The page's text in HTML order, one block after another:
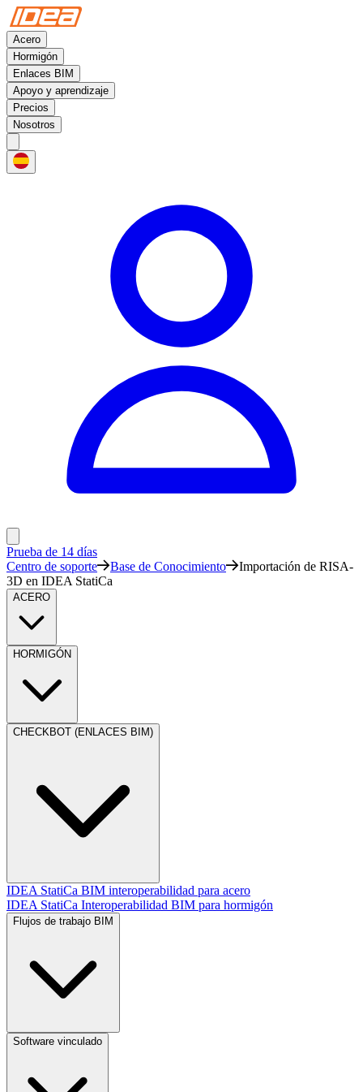
Acero
Hormigón
Enlaces BIM
Apoyo y aprendizaje
Precios
Nosotros
Prueba de 14 días
Centro de soporte
Base de Conocimiento
Importación de RISA-
3D en IDEA StatiCa
ACERO
HORMIGÓN
CHECKBOT (ENLACES BIM)
IDEA StatiCa BIM interoperabilidad para acero
IDEA StatiCa Interoperabilidad BIM para hormigón
Flujos de trabajo BIM
Software vinculado